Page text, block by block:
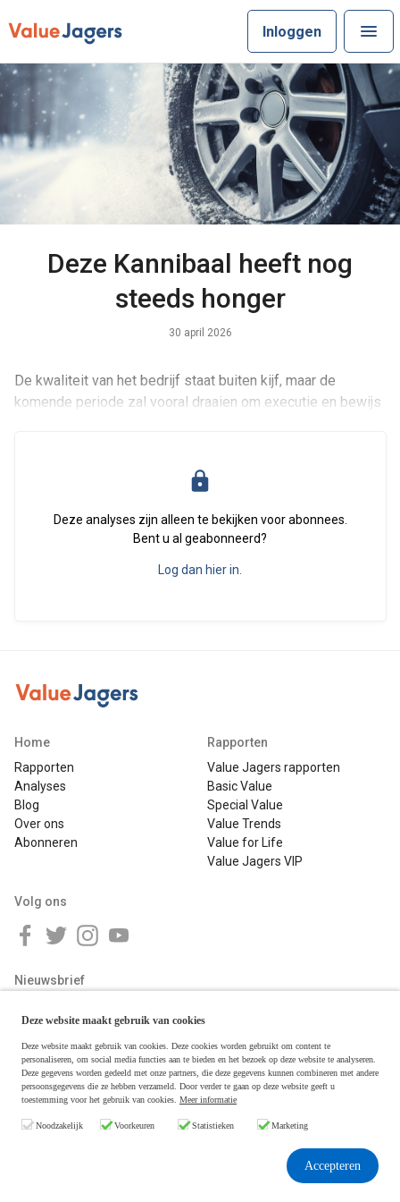
Inloggen
Deze Kannibaal heeft nog
steeds honger
30 april 2026
De kwaliteit van het bedrijf staat buiten kijf, maar de
komende periode zal vooral draaien om executie en bewijs
Deze analyses zijn alleen te bekijken voor abonnees.
Bent u al geabonneerd?
Log dan hier in.
Home
Rapporten
Analyses
Blog
Over ons
Abonneren
Rapporten
Value Jagers rapporten
Basic Value
Special Value
Value Trends
Value for Life
Value Jagers VIP
Volg ons
Nieuwsbrief
Deze website maakt gebruik van cookies
Deze website maakt gebruik van cookies. Deze cookies worden gebruikt om content te
personaliseren, om social media functies aan te bieden en het bezoek op deze website te analyseren.
Deze gegevens worden gedeeld met onze partners, die deze gegevens kunnen combineren met andere
persoonsgegevens die ze hebben verzameld. Door verder te gaan op deze website geeft u
toestemming voor het gebruik van cookies. Meer informatie
Noodzakelijk Voorkeuren Statistieken Marketing
Accepteren